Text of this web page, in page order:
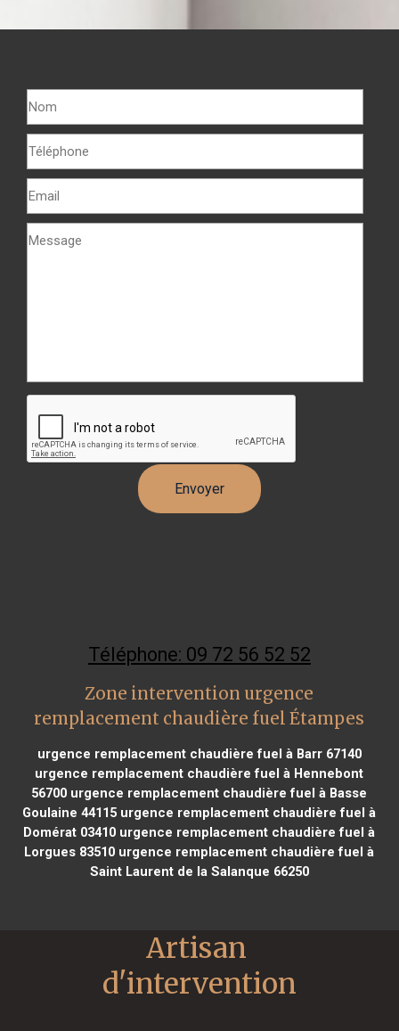
Téléphone: 09 72 56 52 52
Zone intervention urgence
remplacement chaudière fuel Étampes
urgence remplacement chaudière fuel à Barr 67140
urgence remplacement chaudière fuel à Hennebont
56700 urgence remplacement chaudière fuel à Basse
Goulaine 44115 urgence remplacement chaudière fuel à
Domérat 03410 urgence remplacement chaudière fuel à
Lorgues 83510 urgence remplacement chaudière fuel à
Saint Laurent de la Salanque 66250
Artisan
d'intervention